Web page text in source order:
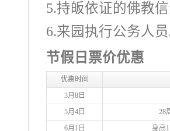
5.持皈依证的佛教
6.来园执行公务人
节假日票价优惠
优惠时间
3月8日
5月4日
28
6月1日
身高